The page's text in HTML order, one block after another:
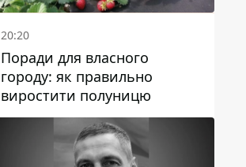
20:20
Поради для власного
городу: як правильно
виростити полуницю